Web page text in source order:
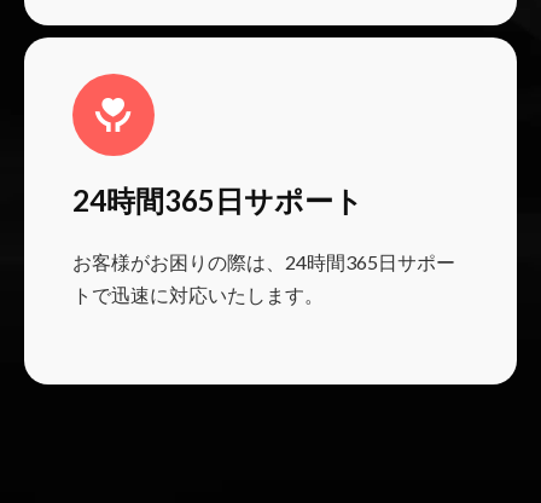
24時間365日サポート
お客様がお困りの際は、24時間365日サポー
トで迅速に対応いたします。